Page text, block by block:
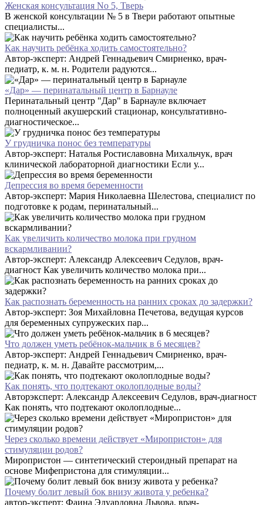
Женская консультация No 5, Тверь
В женской консультации № 5 в Твери работают опытные
специалисты...
Как научить ребёнка ходить самостоятельно?
Автор-эксперт: Андрей Геннадьевич Смирненко, врач-
педиатр, к. м. н. Родители радуются...
«Дар» — перинатальный центр в Барнауле
Перинатальный центр "Дар" в Барнауле включает
полноценный акушерский стационар, консультативно-
диагностическое...
У грудничка понос без температуры
Автор-эксперт: Наталья Ростиславовна Михальчук, врач
клинической лабораторной диагностики Если у...
Депрессия во время беременности
Автор-эксперт: Мария Николаевна Шелестова, специалист по
подготовке к родам, перинатальный...
Как увеличить количество молока при грудном
вскармливании?
Автор-эксперт: Александр Алексеевич Седулов, врач-
диагност Как увеличить количество молока при...
Как распознать беременность на ранних сроках до задержки?
Автор-эксперт: Зоя Михайловна Печетова, ведущая курсов
для беременных супружеских пар...
Что должен уметь ребёнок-мальчик в 6 месяцев?
Автор-эксперт: Андрей Геннадьевич Смирненко, врач-
педиатр, к. м. н. Давайте рассмотрим,...
Как понять, что подтекают околоплодные воды?
Авторэксперт: Александр Алексеевич Седулов, врач-диагност
Как понять, что подтекают околоплодные...
Через сколько времени действует «Миропристон» для
стимуляции родов?
Миропристон — синтетический стероидный препарат на
основе Мифепристона для стимуляции...
Почему болит левый бок внизу живота у ребенка?
автор-эксперт: Фаина Эдуардовна Львова, врач-